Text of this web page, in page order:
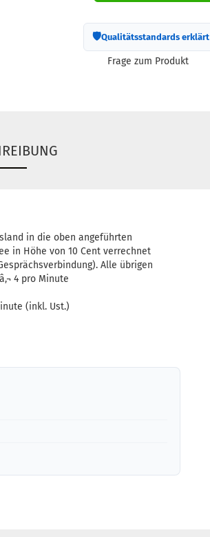
🛡Qualitätsstandards erklärt
Frage zum Produkt
in die oben angeführten
in Höhe von 10 Cent verrechnet
Alle übrigen
4 pro Minute
(inkl. Ust.)